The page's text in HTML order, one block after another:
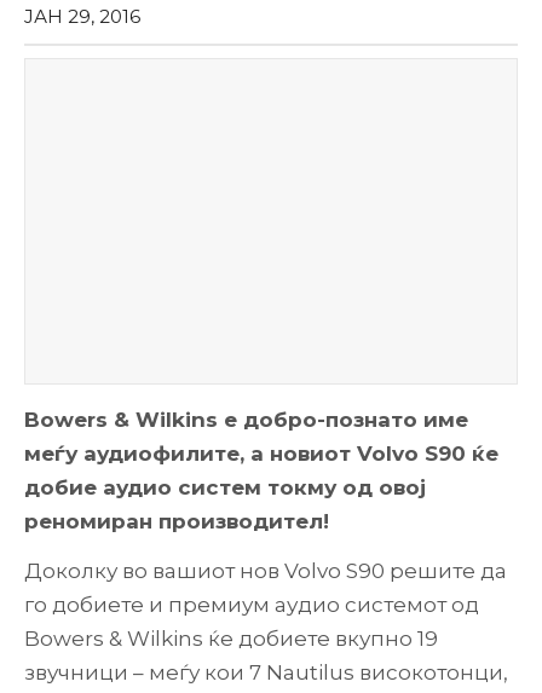
ЈАН 29, 2016
Bowers & Wilkins е добро-познато име
меѓу аудиофилите, а новиот Volvo S90 ќе
добие аудио систем токму од овој
реномиран производител!
Доколку во вашиот нов Volvo S90 решите да
го добиете и премиум аудио системот од
Bowers & Wilkins ќе добиете вкупно 19
звучници – меѓу кои 7 Nautilus високотонци,